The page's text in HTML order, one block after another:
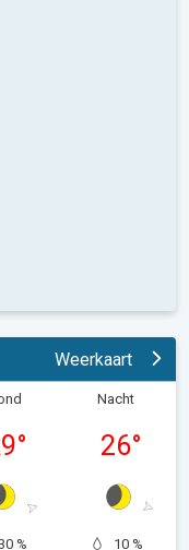
Weerkaart
°
%
Nacht
26°
10 %